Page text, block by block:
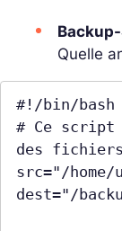
Quelle
#!/bin/bash
# Ce script
des fichiers
src="/home/
dest="/